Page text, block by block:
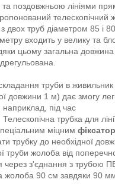
поздовжньою лініями
телескопічний
з двох труб діаметром 85 і
входить у велику та
цьому загальна
труби в
довжини 1 м) дає змогу
наприклад, під час
трубка для
міцним
трубку до необхідної
труби жолоба від
через з'єднання з трубою
90 см завдяки 90